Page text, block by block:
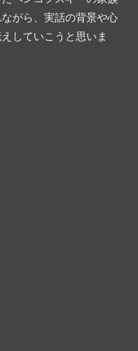
がら、実話の背景や心
していこうと思いま